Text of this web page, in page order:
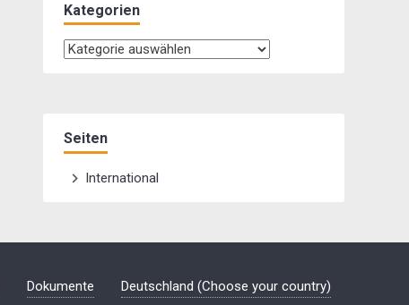
Kategorien
Kategorien
Seiten
International
Dokumente Deutschland (Choose your country)